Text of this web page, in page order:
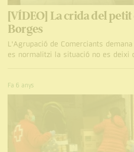
[VÍDEO] La crida del
Borges
L'Agrupació de Comerciants
es normalitzi la situació no es deixi
Fa 6 anys